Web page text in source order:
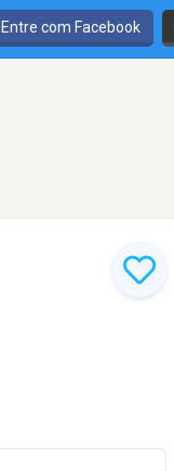
Entre com Facebook